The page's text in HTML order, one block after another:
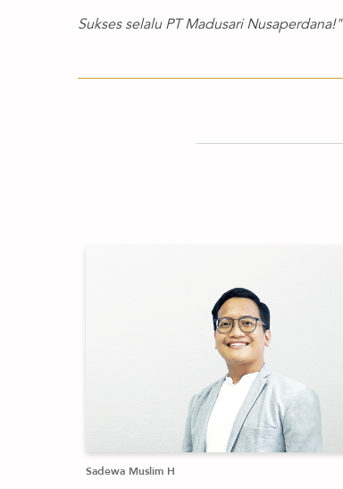
Sukses selalu PT Madusari Nusaperdana!"
Sadewa Muslim H